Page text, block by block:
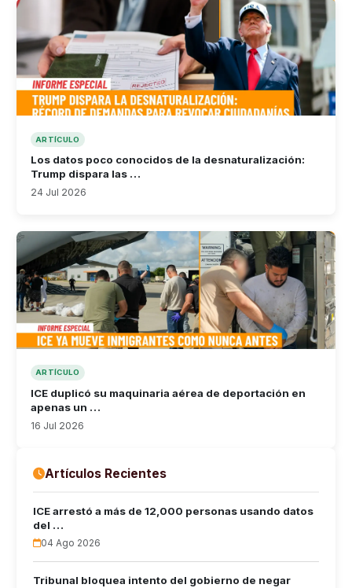
ARTÍCULO
Los datos poco conocidos de la desnaturalización:
Trump dispara las …
24 Jul 2026
ARTÍCULO
ICE duplicó su maquinaria aérea de deportación en
apenas un …
16 Jul 2026
Artículos Recientes
ICE arrestó a más de 12,000 personas usando datos
del …
04 Ago 2026
Tribunal bloquea intento del gobierno de negar